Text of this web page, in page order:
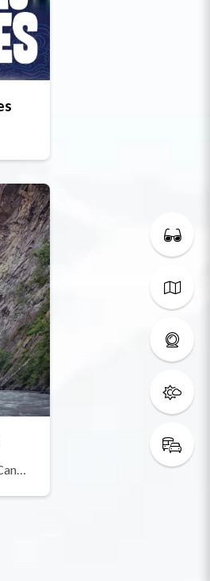
Raft – Kayak - Hydrospeed – Canyoning